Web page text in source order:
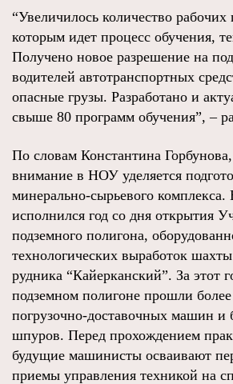
“Увеличилось количество
которым идет процесс обучения,
Получено новое разрешение на
водителей автотранспортных
опасные грузы. Разработано и
свыше 80 программ обучения”, –
По словам Константина
внимание в НОУ уделяется
минерально-сырьевого комплекса.
исполнился год со дня открытия
подземного полигона,
технологических выработок
рудника “Кайерканский”. За этот
подземном полигоне прошли
погрузочно-доставочных машин и
шпуров. Перед прохождением
будущие машинисты осваивают
приемы управления техникой на